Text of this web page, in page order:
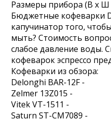
Размеры прибора (В x Ш
Бюджетные кофеварки
капучинатор того,
мыть? Стоимость
слабое давление воды.
кофеварок эспрессо
Кофеварки из обзора:
Delonghi BAR-12F -
Zelmer 13Z015 -
Vitek VT-1511 -
Saturn ST-CM7089 -